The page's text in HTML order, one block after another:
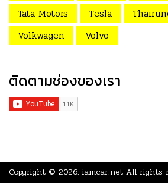
Tata Motors
Tesla
Volkwagen
Volvo
ติดตามช่องของเรา
Copyright © 2026. iamcar.net All rights